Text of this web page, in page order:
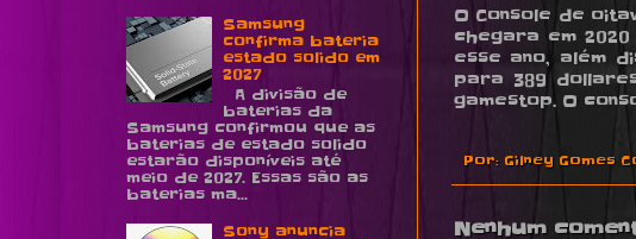
O Console de
chegara em
esse ano, além
para 389
gamestop. O
Por: Gilney Gomes
Nenhum
Samsung
confirma bateria
estado solido em
2027
A divisão de
baterias da
Samsung confirmou que as
baterias de estado solido
estarão disponíveis até
meio de 2027. Essas são as
baterias ma...
Sony anuncia